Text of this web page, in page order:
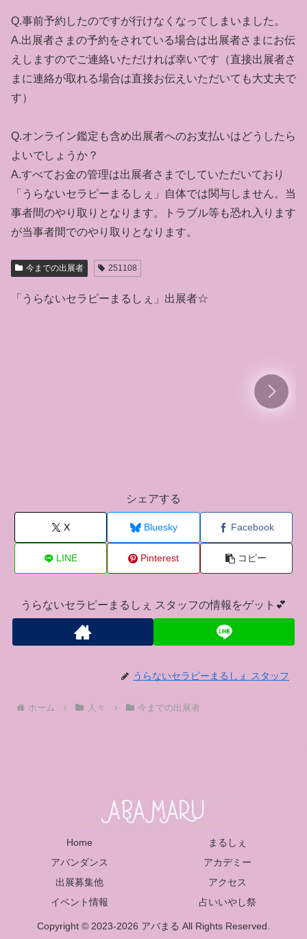
Q.事前予約したのですが行けなくなってしまいました。
A.出展者さまの予約をされている場合は出展者さまにお伝
えしますのでご連絡いただければ幸いです（直接出展者さ
まに連絡が取れる場合は直接お伝えいただいても大丈夫で
す）
Q.オンライン鑑定も含め出展者へのお支払いはどうしたら
よいでしょうか？
A.すべてお金の管理は出展者さまでしていただいており
「うらないセラピーまるしぇ」自体では関与しません。当
事者間のやり取りとなります。トラブル等も恐れ入ります
が当事者間でのやり取りとなります。
今までの出展者 251108
「うらないセラピーまるしぇ」出展者☆
(2)ダウジングヒーラー KEN/
ダウジングヒーラー
(1)TOMOS/STARLIGHT
CRYSTAL
シェアする
X Bluesky Facebook
LINE Pinterest コピー
うらないセラピーまるしぇ スタッフの情報をゲット💕
うらないセラピーまるしぇ スタッフ
ホーム 人々 今までの出展者
Home
まるしぇ
アバンダンス
アカデミー
出展募集他
アクセス
イベント情報
占いいやし祭
Copyright © 2023-2026 アバまる All Rights Reserved.